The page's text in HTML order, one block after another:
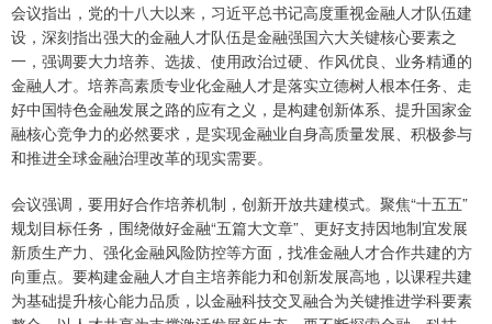
会议指出，党的十八大以来，习近平总书记高度重视金融人才队伍建
设，深刻指出强大的金融人才队伍是金融强国六大关键核心要素之
一，强调要大力培养、选拔、使用政治过硬、作风优良、业务精通的
金融人才。培养高素质专业化金融人才是落实立德树人根本任务、走
好中国特色金融发展之路的应有之义，是构建创新体系、提升国家金
融核心竞争力的必然要求，是实现金融业自身高质量发展、积极参与
和推进全球金融治理改革的现实需要。
会议强调，要用好合作培养机制，创新开放共建模式。聚焦“十五五”
规划目标任务，围绕做好金融“五篇大文章”、更好支持因地制宜发展
新质生产力、强化金融风险防控等方面，找准金融人才合作共建的方
向重点。要构建金融人才自主培养能力和创新发展高地，以课程共建
为基础提升核心能力品质，以金融科技交叉融合为关键推进学科要素